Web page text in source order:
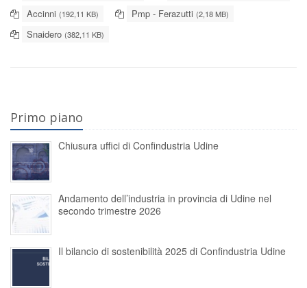
Accinni (192,11 KB) Pmp - Ferazutti (2,18 MB)
Snaidero (382,11 KB)
Primo piano
Chiusura uffici di Confindustria Udine
Andamento dell’industria in provincia di Udine nel
secondo trimestre 2026
Il bilancio di sostenibilità 2025 di Confindustria Udine